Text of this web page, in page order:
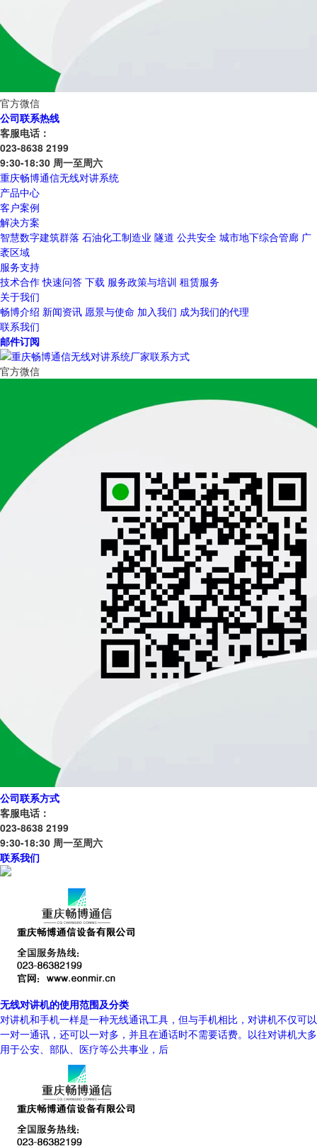
官方微信
公司联系热线
客服电话：
023-8638 2199
9:30-18:30 周一至周六
重庆畅博通信无线对讲系统
产品中心
客户案例
解决方案
智慧数字建筑群落 石油化工制造业 隧道 公共安全 城市地下综合管廊 广
袤区域
服务支持
技术合作 快速问答 下载 服务政策与培训 租赁服务
关于我们
畅博介绍 新闻资讯 愿景与使命 加入我们 成为我们的代理
联系我们
邮件订阅
官方微信
公司联系方式
客服电话：
023-8638 2199
9:30-18:30 周一至周六
联系我们
无线对讲机的使用范围及分类
对讲机和手机一样是一种无线通讯工具，但与手机相比，对讲机不仅可以
一对一通讯，还可以一对多，并且在通话时不需要话费。以往对讲机大多
用于公安、部队、医疗等公共事业，后